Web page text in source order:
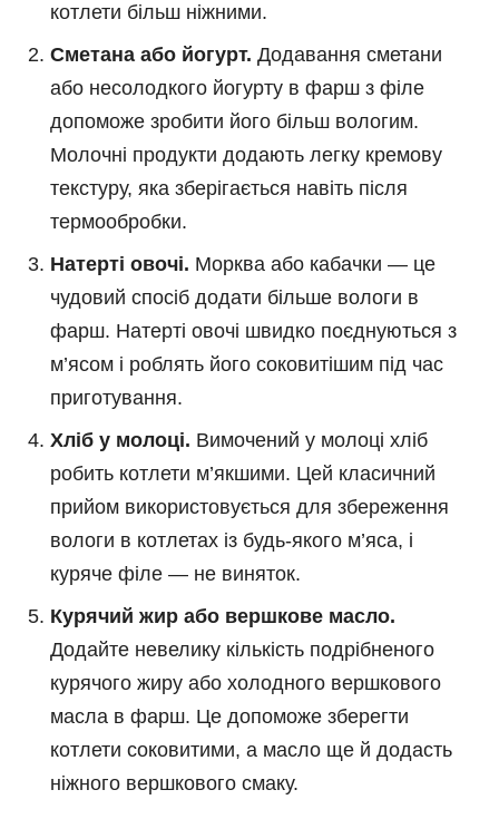
котлети більш ніжними.
Сметана або йогурт. Додавання сметани
або несолодкого йогурту в фарш з філе
допоможе зробити його більш вологим.
Молочні продукти додають легку кремову
текстуру, яка зберігається навіть після
термообробки.
Натерті овочі. Морква або кабачки — це
чудовий спосіб додати більше вологи в
фарш. Натерті овочі швидко поєднуються з
м’ясом і роблять його соковитішим під час
приготування.
Хліб у молоці. Вимочений у молоці хліб
робить котлети м’якшими. Цей класичний
прийом використовується для збереження
вологи в котлетах із будь-якого м’яса, і
куряче філе — не виняток.
Курячий жир або вершкове масло.
Додайте невелику кількість подрібненого
курячого жиру або холодного вершкового
масла в фарш. Це допоможе зберегти
котлети соковитими, а масло ще й додасть
ніжного вершкового смаку.